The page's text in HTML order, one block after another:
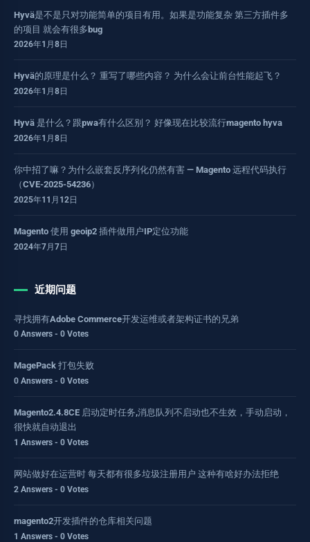
Hyvä是不是只对功能简单的项目有用。如果是功能复杂 第三方插件多
的项目 就会有很多bug
2026年1月8日
Hyvä的原理是什么？ 重写了哪些内容？ 为什么会让前台性能起飞？
2026年1月8日
Hyvä 是什么？跟pwa有什么区别？ 好像现在比较流行magento hyva
2026年1月8日
你中招了嘛？为什么嵌套反序列化仍然有害 — Magento 远程代码执行
（CVE-2025-54236）
2025年11月12日
Magento 使用 geoip2 插件做用户IP定位功能
2024年7月7日
近期问题
寻找拥有Adobe Commerce开发运维或者架构证书的兄弟
0 Answers - 0 Votes
MagePack 打包失败
0 Answers - 0 Votes
Magento2.4.8CE 启动定时任务,消息队列不启动也不生效，手动启动，
很快就自动退出
1 Answers - 0 Votes
网站做好在运营时 每天都有很多垃圾注册用户 这种有啥好办法拒绝
2 Answers - 0 Votes
magento2开发插件的仓库相关问题
1 Answers - 0 Votes